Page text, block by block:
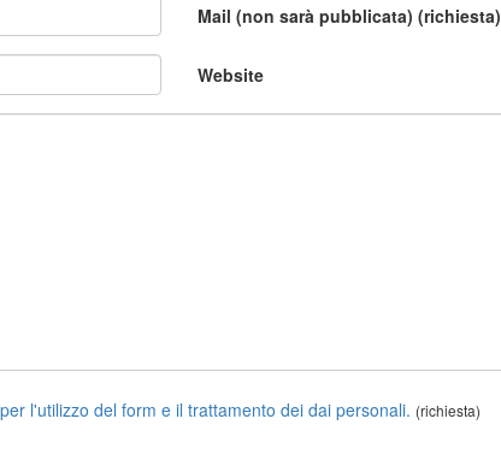
Mail (non sarà pubblicata) (richiesta)
Website
l'utilizzo del form e il trattamento dei dai personali. (richiesta)